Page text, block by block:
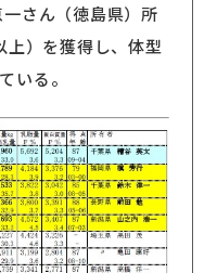
さん（徳島県）所
上）を獲得し、体型
いる。